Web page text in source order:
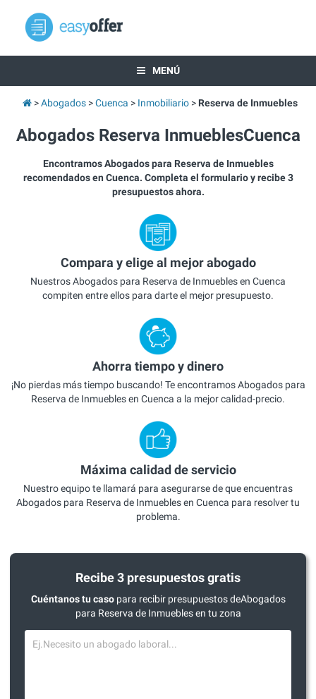
MENÚ
Abogados Cuenca Inmobiliario Reserva de Inmuebles
Abogados Reserva InmueblesCuenca
Encontramos Abogados para Reserva de Inmuebles
recomendados en Cuenca. Completa el formulario y recibe 3
presupuestos ahora.
Compara y elige al mejor abogado
Nuestros Abogados para Reserva de Inmuebles en Cuenca
compiten entre ellos para darte el mejor presupuesto.
Ahorra tiempo y dinero
¡No pierdas más tiempo buscando! Te encontramos Abogados para
Reserva de Inmuebles en Cuenca a la mejor calidad-precio.
Máxima calidad de servicio
Nuestro equipo te llamará para asegurarse de que encuentras
Abogados para Reserva de Inmuebles en Cuenca para resolver tu
problema.
Recibe 3 presupuestos gratis
Cuéntanos tu casopara recibir presupuestos deAbogados
para Reserva de Inmuebles en tu zona